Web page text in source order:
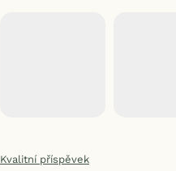
Kvalitní příspěvek